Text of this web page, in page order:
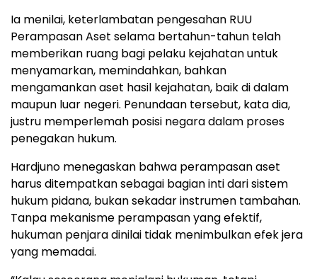
Ia menilai, keterlambatan pengesahan RUU
Perampasan Aset selama bertahun-tahun telah
memberikan ruang bagi pelaku kejahatan untuk
menyamarkan, memindahkan, bahkan
mengamankan aset hasil kejahatan, baik di dalam
maupun luar negeri. Penundaan tersebut, kata dia,
justru memperlemah posisi negara dalam proses
penegakan hukum.
Hardjuno menegaskan bahwa perampasan aset
harus ditempatkan sebagai bagian inti dari sistem
hukum pidana, bukan sekadar instrumen tambahan.
Tanpa mekanisme perampasan yang efektif,
hukuman penjara dinilai tidak menimbulkan efek jera
yang memadai.